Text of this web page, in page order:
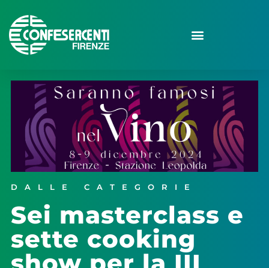
DALLE CATEGORIE
Sei masterclass e
sette cooking